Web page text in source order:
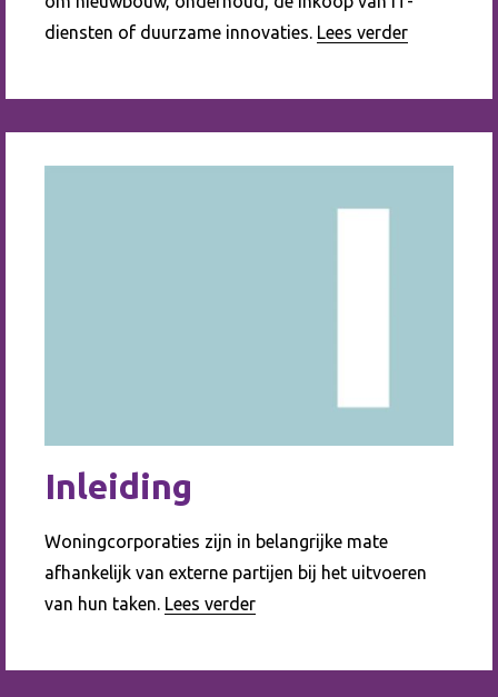
diensten of duurzame innovaties. Lees verder
Inleiding
Woningcorporaties zijn in belangrijke mate
afhankelijk van externe partijen bij het uitvoeren
van hun taken. Lees verder